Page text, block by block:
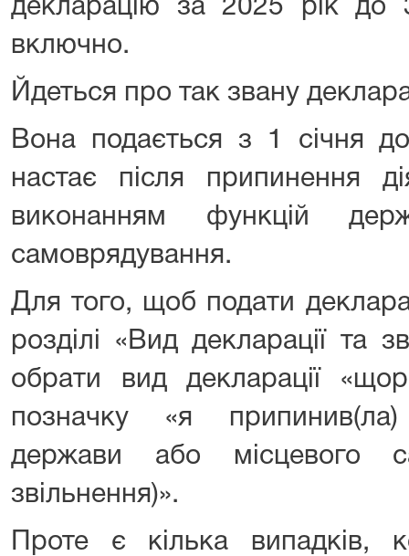
декларацію за 2025 рік до
включно.
Йдеться про так звану
Вона подається з 1 січня
настає після припинення
виконанням функцій
самоврядування.
Для того, щоб подати
розділі «Вид декларації та
обрати вид декларації
позначку «я
держави або місцевого
звільнення)».
Проте є кілька випадків,